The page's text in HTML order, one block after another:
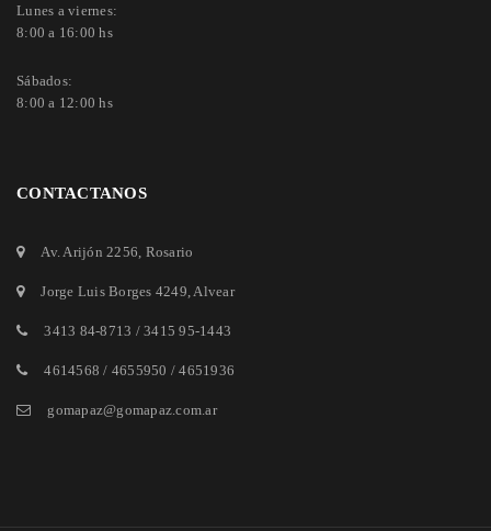
Lunes a viernes:
8:00 a 16:00 hs
Sábados:
8:00 a 12:00 hs
CONTACTANOS
Av. Arijón 2256 , Rosario
Jorge Luis Borges 4249 , Alvear
3413 84-8713 / 3415 95-1443
4614568 / 4655950 / 4651936
gomapaz@gomapaz.com.ar